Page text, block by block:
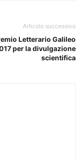
Articolo successivo
Letterario Galileo
per la divulgazione
scientifica